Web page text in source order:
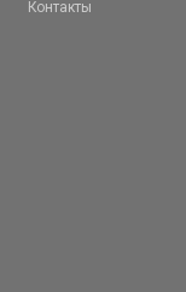
Контакты